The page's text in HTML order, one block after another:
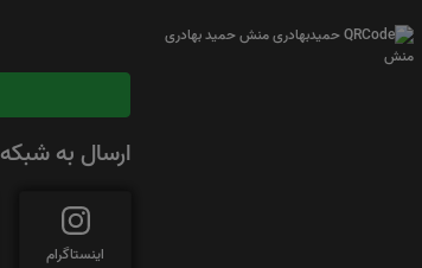
ارسال به
اینستاگرام